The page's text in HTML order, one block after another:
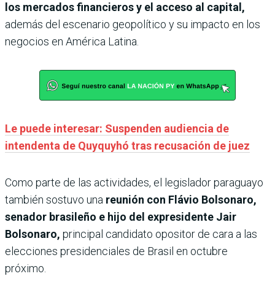
los mercados financieros y el acceso al capital,
además del escenario geopolítico y su impacto en los
negocios en América Latina.
Le puede interesar: Suspenden audiencia de
intendenta de Quyquyhó tras recusación de juez
Como parte de las actividades, el legislador paraguayo
también sostuvo una reunión con Flávio Bolsonaro,
senador brasileño e hijo del expresidente Jair
Bolsonaro, principal candidato opositor de cara a las
elecciones presidenciales de Brasil en octubre
próximo.